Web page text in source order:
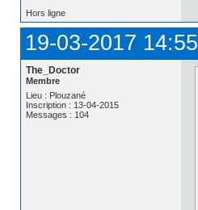
Hors ligne
19-03-2017
The_Doctor
Membre
Lieu : Plouzané
Inscription : 13-04-2015
Messages : 104